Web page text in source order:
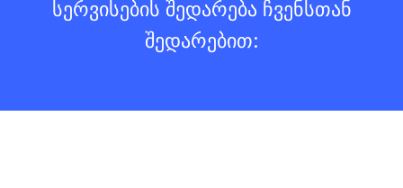
სერვისების შედარება ჩვენსთან
შედარებით: